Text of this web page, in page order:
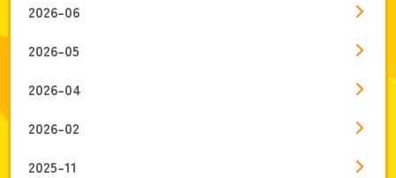
2026-06
2026-05
2026-04
2026-02
2025-11